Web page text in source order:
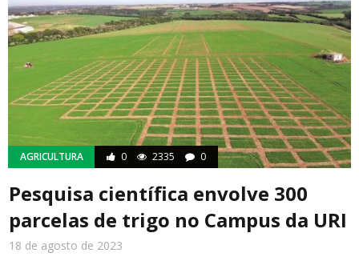
Cotidiano
AGRICULTURA 0 2335 0
Pesquisa científica envolve 300
parcelas de trigo no Campus da URI
18 de agosto de 2023